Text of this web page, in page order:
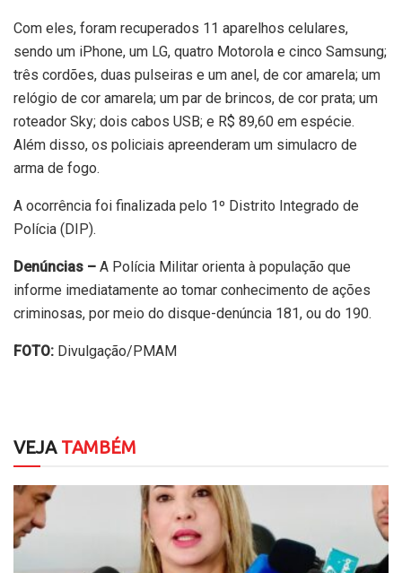
Com eles, foram recuperados 11 aparelhos celulares,
sendo um iPhone, um LG, quatro Motorola e cinco Samsung;
três cordões, duas pulseiras e um anel, de cor amarela; um
relógio de cor amarela; um par de brincos, de cor prata; um
roteador Sky; dois cabos USB; e R$ 89,60 em espécie.
Além disso, os policiais apreenderam um simulacro de
arma de fogo.
A ocorrência foi finalizada pelo 1º Distrito Integrado de
Polícia (DIP).
Denúncias – A Polícia Militar orienta à população que
informe imediatamente ao tomar conhecimento de ações
criminosas, por meio do disque-denúncia 181, ou do 190.
FOTO: Divulgação/PMAM
VEJATAMBÉM